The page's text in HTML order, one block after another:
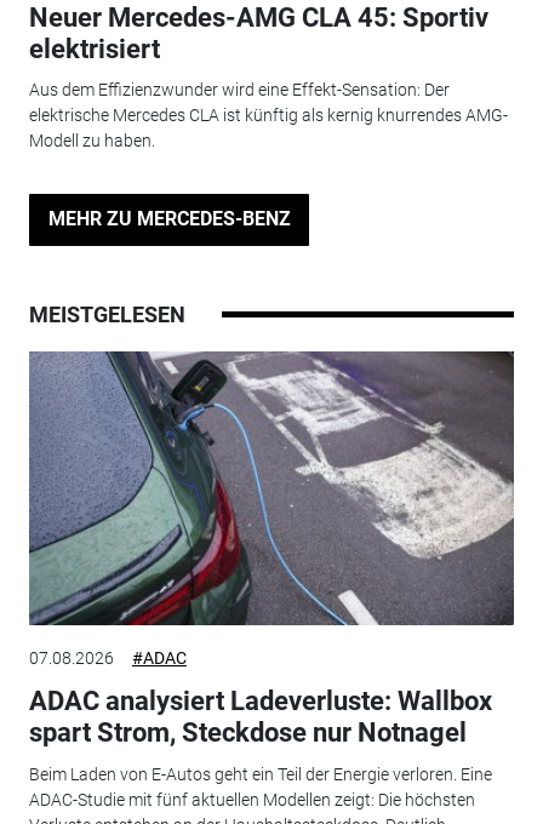
Neuer Mercedes-AMG CLA 45: Sportiv
elektrisiert
Aus dem Effizienzwunder wird eine Effekt-Sensation: Der
elektrische Mercedes CLA ist künftig als kernig knurrendes AMG-
Modell zu haben.
MEHR ZU MERCEDES-BENZ
MEISTGELESEN
07.08.2026 #ADAC
ADAC analysiert Ladeverluste: Wallbox
spart Strom, Steckdose nur Notnagel
Beim Laden von E-Autos geht ein Teil der Energie verloren. Eine
ADAC-Studie mit fünf aktuellen Modellen zeigt: Die höchsten